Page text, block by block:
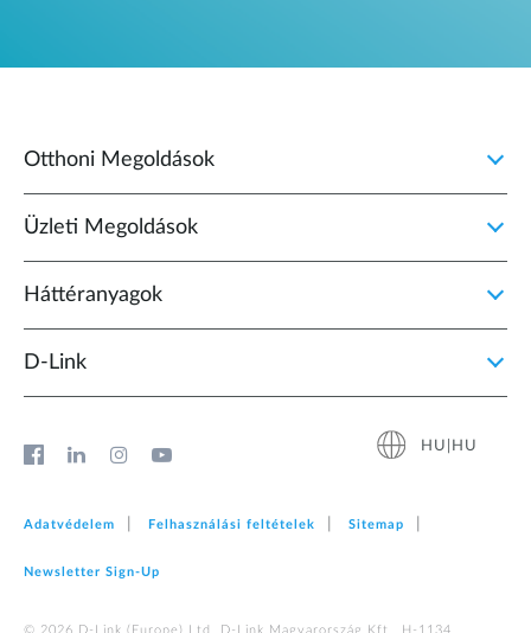
Otthoni Megoldások
Üzleti Megoldások
Háttéranyagok
D‑Link
HU|HU
Adatvédelem Felhasználási feltételek Sitemap
Newsletter Sign‑Up